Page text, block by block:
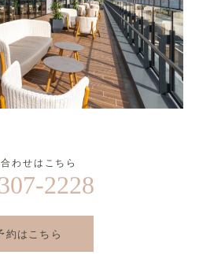
わせはこちら
2228
約はこちら